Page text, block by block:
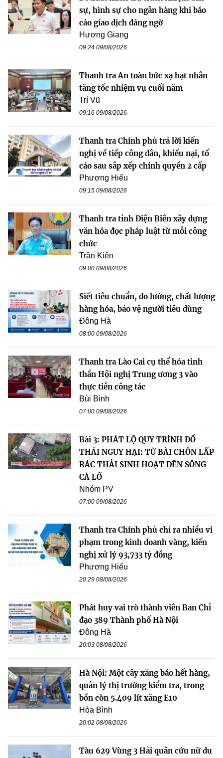
sự, hình sự cho ngân hàng khi báo
cáo giao dịch đáng ngờ
Hương Giang
09:24 09/08/2026
Thanh tra An toàn bức xạ hạt nhân
tăng tốc nhiệm vụ cuối năm
Trí Vũ
09:16 09/08/2026
Thanh tra Chính phủ trả lời kiến
nghị về tiếp công dân, khiếu nại, tố
cáo sau sắp xếp chính quyền 2 cấp
Phương Hiếu
09:15 09/08/2026
Thanh tra tỉnh Điện Biên xây dựng
văn hóa đọc pháp luật từ mỗi công
chức
Trần Kiên
09:00 09/08/2026
Siết tiêu chuẩn, đo lường, chất lượng
hàng hóa, bảo vệ người tiêu dùng
Đông Hà
08:00 09/08/2026
Thanh tra Lào Cai cụ thể hóa tinh
thần Hội nghị Trung ương 3 vào
thực tiễn công tác
Bùi Bình
07:00 09/08/2026
Bài 3: PHÁT LỘ QUY TRÌNH ĐỔ
THẢI NGUY HẠI: TỪ BÃI CHÔN LẤP
RÁC THẢI SINH HOẠT ĐẾN SÔNG
CÀ LỒ
Nhóm PV
07:00 09/08/2026
Thanh tra Chính phủ chỉ ra nhiều vi
phạm trong kinh doanh vàng, kiến
nghị xử lý 93,733 tỷ đồng
Phương Hiếu
20:29 08/08/2026
Phát huy vai trò thành viên Ban Chỉ
đạo 389 Thành phố Hà Nội
Đông Hà
20:03 08/08/2026
Hà Nội: Một cây xăng báo hết hàng,
quản lý thị trường kiểm tra, trong
bồn còn 5.409 lít xăng E10
Hòa Bình
20:02 08/08/2026
Tàu 629 Vùng 3 Hải quân cứu nữ du